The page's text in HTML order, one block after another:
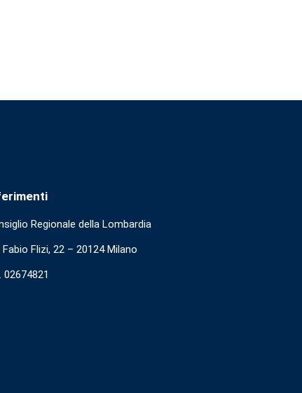
Regionale della Lombardia
Fabio Flizi, 22 – 20124 Milano
02674821